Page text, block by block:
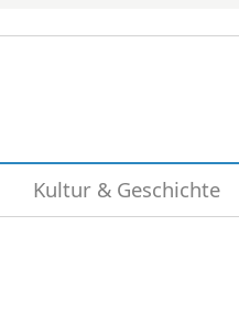
Kultur & Geschichte